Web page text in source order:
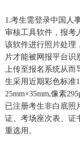
1.考生需登录中国人
审核工具软件，报考
该软件进行照片处理
片才能被网报平台识
上传至报名系统从
生采用近期彩色标准
25mm×35mm,像素
已注册考生非白底照
证、考场座次表、证
重选用。